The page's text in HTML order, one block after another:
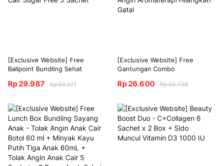
[Exclusive Website] Free
Ballpoint Bundling Sehat
Cair 5 Sachet + Tolak Angin
Rp 29.987 Rp 59.271
[Exclusive Website] Free
Gantungan Combo
Care 2 Pcs x 10 ml Minyak
Gatal
Rp 26.600 Rp 53.736